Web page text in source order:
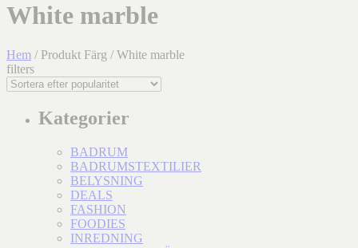
White marble
Hem / Produkt Färg / White marble
filters
Kategorier
BADRUM
BADRUMSTEXTILIER
BELYSNING
DEALS
FASHION
FOODIES
INREDNING